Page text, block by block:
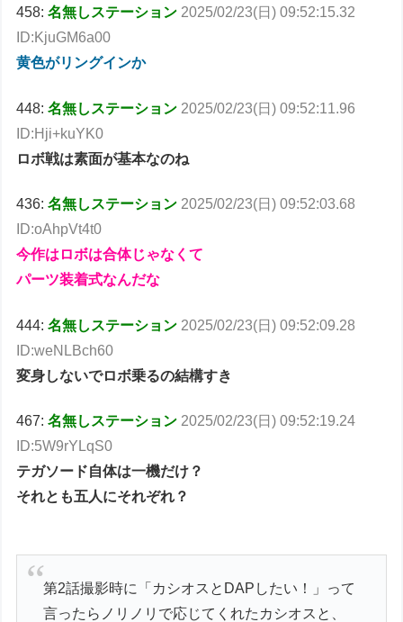
458:名無しステーション 2025/02/23(日) 09:52:15.32
ID:KjuGM6a00
黄色がリングインか
448:名無しステーション 2025/02/23(日) 09:52:11.96
ID:Hji+kuYK0
ロボ戦は素面が基本なのね
436:名無しステーション 2025/02/23(日) 09:52:03.68
ID:oAhpVt4t0
今作はロボは合体じゃなくて
パーツ装着式なんだな
444:名無しステーション 2025/02/23(日) 09:52:09.28
ID:weNLBch60
変身しないでロボ乗るの結構すき
467:名無しステーション 2025/02/23(日) 09:52:19.24
ID:5W9rYLqS0
テガソード自体は一機だけ？
それとも五人にそれぞれ？
第2話撮影時に「カシオスとDAPしたい！」って
言ったらノリノリで応じてくれたカシオスと、